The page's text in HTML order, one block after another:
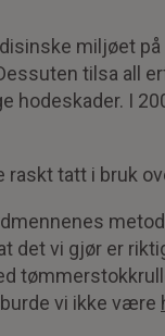
miljøet
tilsa all
hodeskader. I
tatt i bruk
det vi gjør er
vi ikke være